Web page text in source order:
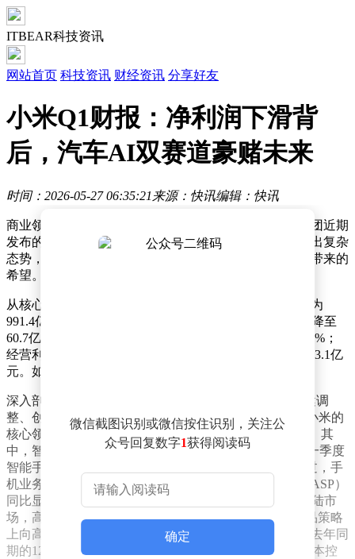
ITBEAR科技资讯
网站首页 科技资讯 财经资讯 分享好友
小米Q1财报：净利润下滑背
后，汽车AI双赛道豪赌未来
时间：2026-05-27 06:35:21 来源：快讯编辑：快讯
商业领域中，企业业绩的起伏常牵动市场神经。小米集团近期
发布的财报，便引发了广泛关注与讨论。这份财报呈现出复杂
态势，既有营收利润下滑带来的压力，也有新业务崛起带来的
希望。
从核心财务数据看，小米一季度成绩难言乐观。总收入为
991.4亿元，同比下降10.9%；经调整净利润从106.8亿元降至
60.7亿元，跌幅达43.1%；毛利218.1亿元，同比减少14.2%；
经营利润更是从去年同期的131.3亿元大幅下滑59.5%至53.1亿
元。如此大幅度的下滑，让短期投资者难免忧虑。
深入剖析小米的业务结构，会发现其呈现出“基本盘稳健调
整、创新盘全力冲刺”的格局。手机与AIoT业务，作为小米的
核心领域，一季度实现收入792.8亿元，同比下滑14.5%。其
中，智能手机业务表现备受瞩目。据Omdia数据，小米一季度
智能手机全球出货量为3380万台，同比下降19.2%。不过，手
机业务收入跌幅小于出货量跌幅，这得益于平均售价（ASP）
同比显著增长8.2%，达到1310元的历史新高。在中国大陆市
场，高端智能手机销量占比达23.5%，显示出小米在产品策略
上向高端化倾斜。但令人意外的是，智能手机毛利率从去年同
期的12.4%下滑至10.1%，触及近两年低位，这反映出成本控
微信截图识别或微信按住识别，关注公
众号回复数字1获得阅读码
确定